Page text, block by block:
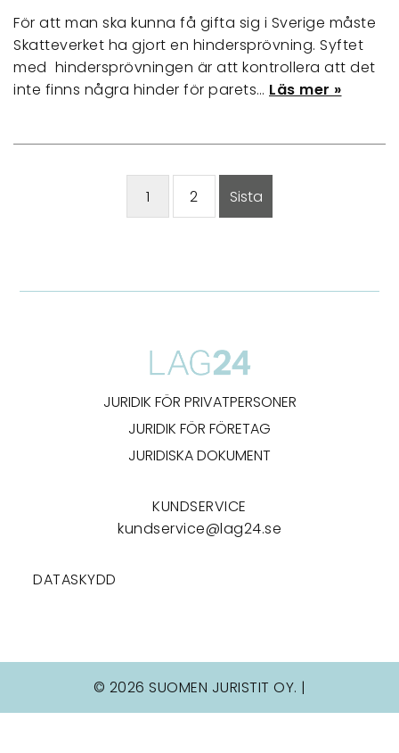
För att man ska kunna få gifta sig i Sverige måste
Skatteverket ha gjort en hindersprövning. Syftet
med hindersprövningen är att kontrollera att det
inte finns några hinder för parets… Läs mer »
1 2 Sista
JURIDIK FÖR PRIVATPERSONER
JURIDIK FÖR FÖRETAG
JURIDISKA DOKUMENT
KUNDSERVICE
kundservice@lag24.se
DATASKYDD
© 2026 SUOMEN JURISTIT OY. |